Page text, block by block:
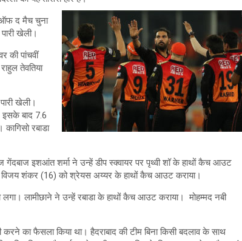
ऑफ द मैच चुना
खेली।
की पांचवीं
तेवतिया
खेली।
इसके बाद 7.6
रबाडा
इशआंत शर्मा ने उन्हें डीप स्क्वायर पर पृथ्वी शॉ के हाथों कैच आउट
विजय शंकर (16) को श्रेयस अय्यर के हाथों कैच आउट कराया।
लामीछाने ने उन्हें रबाडा के हाथों कैच आउट कराया। मोहम्मद नबी
का फैसला किया था। हैदराबाद की टीम बिना किसी बदलाव के साथ